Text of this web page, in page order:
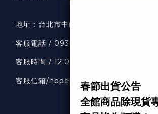
地址： 台北市中山區南京東路二段36號7樓
客服電話 / 0938318033
客服時間 / 12:00-20:00
客服信箱/hopeselects1111@gmail.com